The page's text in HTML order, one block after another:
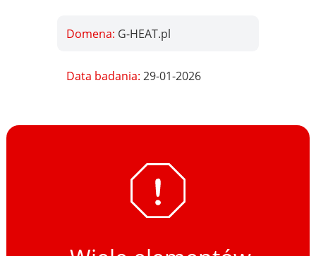
Domena: G-HEAT.pl
Data badania:29-01-2026